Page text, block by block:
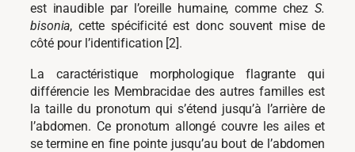
est inaudible par l’oreille humaine, comme chezS.
bisonia, cette spécificité est donc souvent mise de
côté pour l’identification [2].
La caractéristique morphologique flagrante qui
différencie les Membracidae des autres familles est
la taille du pronotum qui s’étend jusqu’à l’arrière de
l’abdomen. Ce pronotum allongé couvre les ailes et
se termine en fine pointe jusqu’au bout de l’abdomen